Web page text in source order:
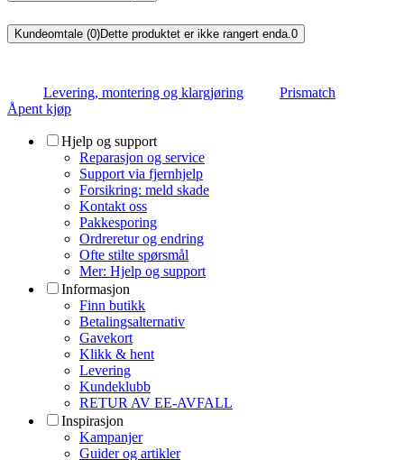
Kundeomtale (0)Dette produktet er ikke rangert enda.0
Levering, montering og klargjøring
Prismatch
Åpent kjøp
Hjelp og support
Reparasjon og service
Support via fjernhjelp
Forsikring: meld skade
Kontakt oss
Pakkesporing
Ordreretur og endring
Ofte stilte spørsmål
Mer: Hjelp og support
Informasjon
Finn butikk
Betalingsalternativ
Gavekort
Klikk & hent
Levering
Kundeklubb
RETUR AV EE-AVFALL
Inspirasjon
Kampanjer
Guider og artikler